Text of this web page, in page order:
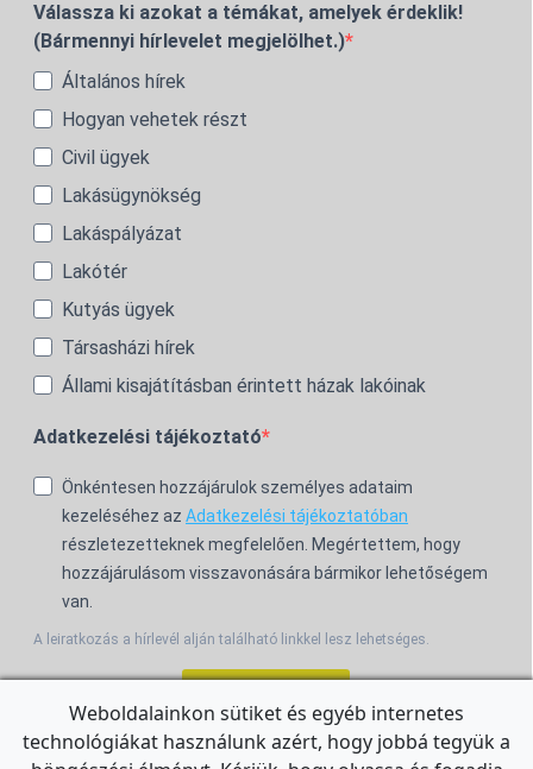
Válassza ki azokat a témákat, amelyek érdeklik!
(Bármennyi hírlevelet megjelölhet.)
Általános hírek
Hogyan vehetek részt
Civil ügyek
Lakásügynökség
Lakáspályázat
Lakótér
Kutyás ügyek
Társasházi hírek
Állami kisajátításban érintett házak lakóinak
Adatkezelési tájékoztató
Önkéntesen hozzájárulok személyes adataim
kezeléséhez az Adatkezelési tájékoztatóban
részletezetteknek megfelelően. Megértettem, hogy
hozzájárulásom visszavonására bármikor lehetőségem
van.
A leiratkozás a hírlevél alján található linkkel lesz lehetséges.
For the English Newsletter, clickHERE.
Weboldalainkon sütiket és egyéb internetes
technológiákat használunk azért, hogy jobbá tegyük a